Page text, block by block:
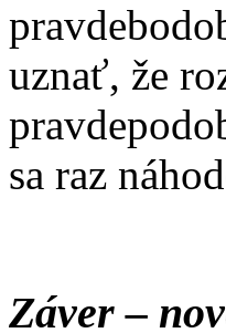
uznať, že
sa raz
Záver –